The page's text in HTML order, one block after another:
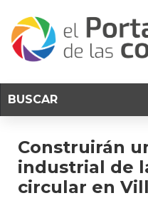
Construirán
industrial de
circular en